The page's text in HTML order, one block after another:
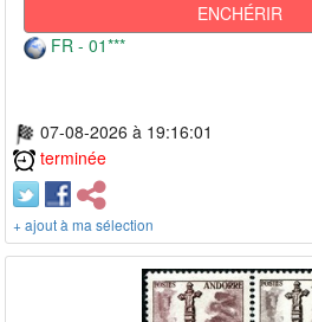
ENCHÉRIR
FR - 01***
07-08-2026 à 19:16:01
terminée
+ ajout à ma sélection